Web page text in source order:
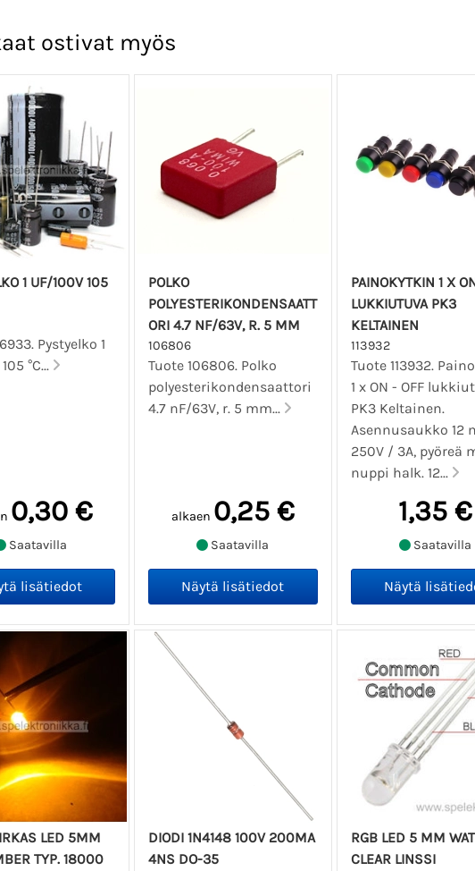
ostivat myös
1 UF/100V 105
Pystyelko 1
°C...
0,30 €
Saatavilla
POLKO
POLYESTERIKONDENSAATT
ORI 4.7 NF/63V, R. 5 MM
106806
Tuote 106806. Polko
polyesterikondensaattori
4.7 nF/63V, r. 5 mm...
alkaen 0,25 €
Saatavilla
PAINOKYTKIN 1 X
LUKKIUTUVA PK3
KELTAINEN
113932
Tuote 113932.
1 x ON - OFF
PK3 Keltainen.
Asennusaukko 12
250V / 3A, pyöreä
nuppi halk. 12...
1,35 €
Saatavilla
LED 5MM
TYP. 18000
DIODI 1N4148 100V 200MA
4NS DO-35
RGB LED 5 MM
CLEAR LINSSI